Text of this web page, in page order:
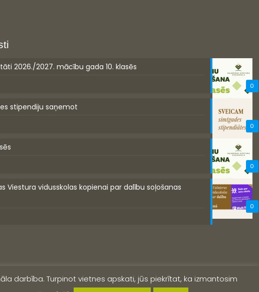
0
2026./2027. mācību gada 10. klasēs
0
stipendiju saņemot
0
0
Viestura vidusskolas kopienai par dalību soļošanas
darbība. Turpinot vietnes apskati, jūs piekrītat, ka izmantosim